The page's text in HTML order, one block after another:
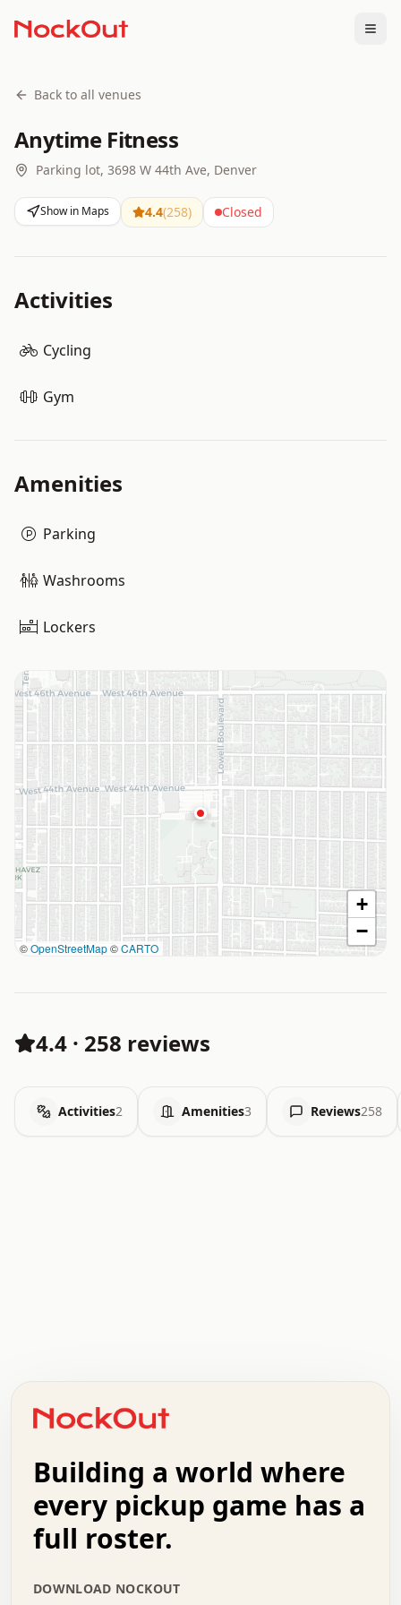
Back to all venues
Anytime Fitness
Parking lot, 3698 W 44th Ave, Denver
Show in Maps 4.4(258) Closed
Activities
Cycling
Gym
Amenities
Parking
Washrooms
Lockers
©OpenStreetMap©CARTO
+
−
4.4 · 258 reviews
Activities2 Amenities3 Reviews258
+   .   .   .   .   .   .   .   .   .   +   .   .
.   .   .   .   .   .   .   .   .   .   .   :   .
.   .   .   .   +   .   .   .   .   .   .   .   +
.   :   .   .   .   .   .   .   .   .   o   .   .
.   .   x   .   .   .   .   .   .   :   .   .   o
.   .   .   .   :   .   .   .   .   o   .   .   .
.   .   .   .   .   .   .   :   .   .   .   .   .
Building a world where
every pickup game has a
full roster.
DOWNLOAD NOCKOUT